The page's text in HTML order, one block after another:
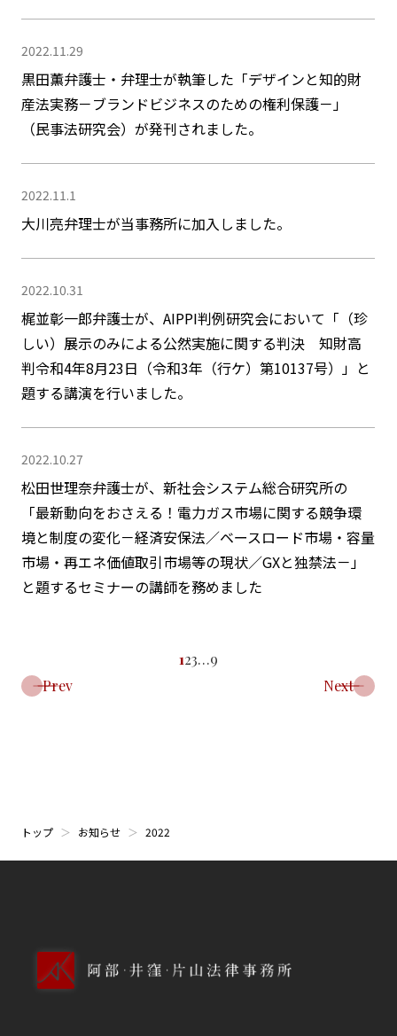
2022.11.29
黒田薫弁護士・弁理士が執筆した「デザインと知的財
産法実務－ブランドビジネスのための権利保護－」
（民事法研究会）が発刊されました。
2022.11.1
大川亮弁理士が当事務所に加入しました。
2022.10.31
梶並彰一郎弁護士が、AIPPI判例研究会において「（珍
しい）展示のみによる公然実施に関する判決 知財高
判令和4年8月23日（令和3年（行ケ）第10137号）」と
題する講演を行いました。
2022.10.27
松田世理奈弁護士が、新社会システム総合研究所の
「最新動向をおさえる！電力ガス市場に関する競争環
境と制度の変化－経済安保法／ベースロード市場・容量
市場・再エネ価値取引市場等の現状／GXと独禁法－」
と題するセミナーの講師を務めました
Prev
123…9
Next
トップ お知らせ 2022